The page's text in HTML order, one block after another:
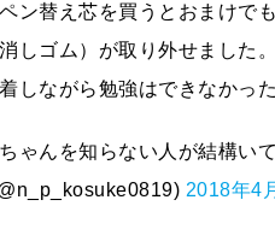
ン替え芯を買うとおまけで
しゴム）が取り外せました
しながら勉強はできなかった
ゃんを知らない人が結構い
2018年4